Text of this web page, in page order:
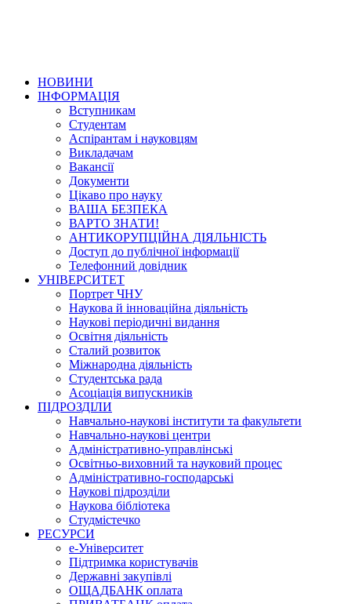
НОВИНИ
ІНФОРМАЦІЯ
Вступникам
Студентам
Аспірантам і науковцям
Викладачам
Вакансії
Документи
Цікаво про науку
ВАША БЕЗПЕКА
ВАРТО ЗНАТИ!
АНТИКОРУПЦІЙНА ДІЯЛЬНІСТЬ
Доступ до публічної інформації
Телефонний довідник
УНІВЕРСИТЕТ
Портрет ЧНУ
Наукова й інноваційна діяльність
Наукові періодичні видання
Освітня діяльність
Сталий розвиток
Міжнародна діяльність
Студентська рада
Асоціація випускників
ПІДРОЗДІЛИ
Навчально-наукові інститути та факультети
Навчально-наукові центри
Адміністративно-управлінські
Освітньо-виховний та науковий процес
Адміністративно-господарські
Наукові підрозділи
Наукова бібліотека
Студмістечко
РЕСУРСИ
е-Університет
Підтримка користувачів
Державні закупівлі
ОЩАДБАНК оплата